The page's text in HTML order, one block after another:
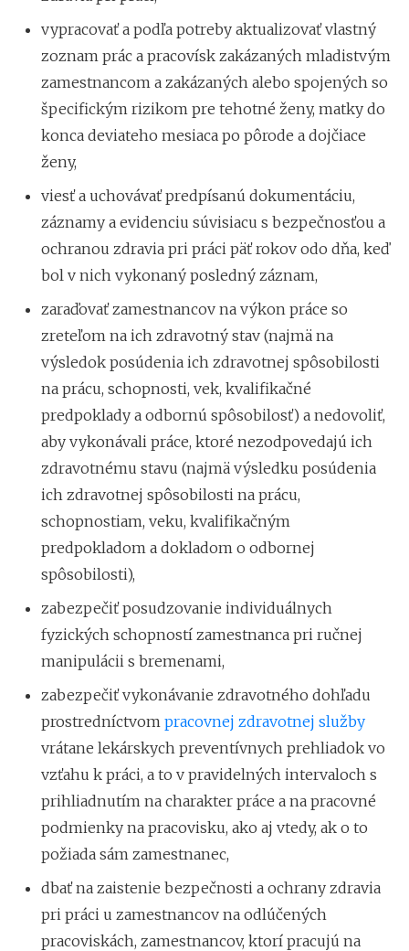
vypracovať a podľa potreby aktualizovať vlastný
zoznam prác a pracovísk zakázaných mladistvým
zamestnancom a zakázaných alebo spojených so
špecifickým rizikom pre tehotné ženy, matky do
konca deviateho mesiaca po pôrode a dojčiace
ženy,
viesť a uchovávať predpísanú dokumentáciu,
záznamy a evidenciu súvisiacu s bezpečnosťou a
ochranou zdravia pri práci päť rokov odo dňa, keď
bol v nich vykonaný posledný záznam,
zaraďovať zamestnancov na výkon práce so
zreteľom na ich zdravotný stav (najmä na
výsledok posúdenia ich zdravotnej spôsobilosti
na prácu, schopnosti, vek, kvalifikačné
predpoklady a odbornú spôsobilosť) a nedovoliť,
aby vykonávali práce, ktoré nezodpovedajú ich
zdravotnému stavu (najmä výsledku posúdenia
ich zdravotnej spôsobilosti na prácu,
schopnostiam, veku, kvalifikačným
predpokladom a dokladom o odbornej
spôsobilosti),
zabezpečiť posudzovanie individuálnych
fyzických schopností zamestnanca pri ručnej
manipulácii s bremenami,
zabezpečiť vykonávanie zdravotného dohľadu
prostredníctvom pracovnej zdravotnej služby
vrátane lekárskych preventívnych prehliadok vo
vzťahu k práci, a to v pravidelných intervaloch s
prihliadnutím na charakter práce a na pracovné
podmienky na pracovisku, ako aj vtedy, ak o to
požiada sám zamestnanec,
dbať na zaistenie bezpečnosti a ochrany zdravia
pri práci u zamestnancov na odlúčených
pracoviskách, zamestnancov, ktorí pracujú na